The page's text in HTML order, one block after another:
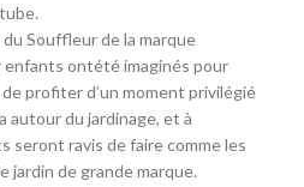
Souffleur de la marque
enfants ontété imaginés pour
profiter d’un moment privilégié
autour du jardinage, et à
seront ravis de faire comme les
jardin de grande marque.